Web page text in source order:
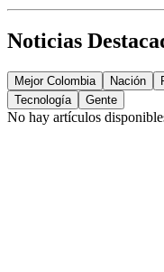
Noticias
Mejor Colombia Nación
Tecnología
Gente
No hay artículos